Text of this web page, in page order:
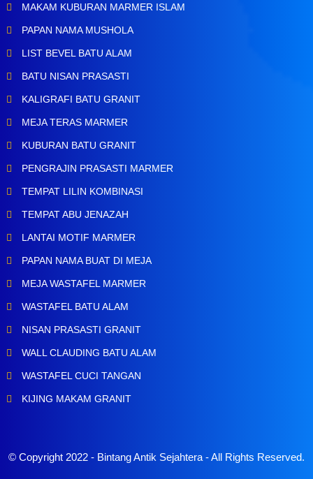
MAKAM KUBURAN MARMER ISLAM
PAPAN NAMA MUSHOLA
LIST BEVEL BATU ALAM
BATU NISAN PRASASTI
KALIGRAFI BATU GRANIT
MEJA TERAS MARMER
KUBURAN BATU GRANIT
PENGRAJIN PRASASTI MARMER
TEMPAT LILIN KOMBINASI
TEMPAT ABU JENAZAH
LANTAI MOTIF MARMER
PAPAN NAMA BUAT DI MEJA
MEJA WASTAFEL MARMER
WASTAFEL BATU ALAM
NISAN PRASASTI GRANIT
WALL CLAUDING BATU ALAM
WASTAFEL CUCI TANGAN
KIJING MAKAM GRANIT
© Copyright 2022 - Bintang Antik Sejahtera- All Rights Reserved.